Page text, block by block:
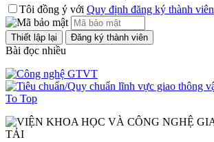
Tôi đồng ý với Quy định đăng ký thành viên
Bài đọc nhiều
To Top